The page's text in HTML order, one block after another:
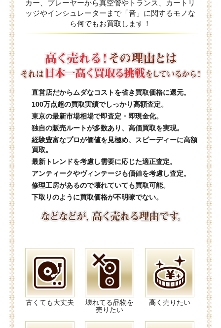
カー、プレーヤーから真空管やトランス、カートリ
ッジやインシュレーターまで「音」に関するモノな
ら何でもお買取します！
直営店だからムダなコストを省き買取価格に還元。
100万点超の買取実績でしっかり高額査定。
東京の最新市場相場で即査定・即現金化。
独自の販売ルートが多数あり、高価買取を実現。
経験豊富なプロが価値を見極め、スピーディーに高額
買取。
最新トレンドを考慮し需要に応じた適正査定。
アンティークやヴィンテージも価値を考慮し査定。
修理工房があるので壊れていても買取可能。
下取りのように買取価格が不明瞭でない。
古くても大丈夫
壊れてる品物を
売りたい
高く売りたい